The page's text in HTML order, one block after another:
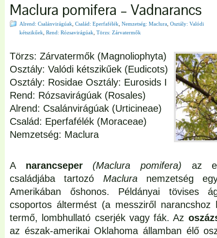
Maclura pomifera – Vadnarancs
Alrend: Csalánvirágúak Család: Eperfafélék Nemzetség: Maclura Osztály: Valódi
kétszikűek Rend: Rózsavirágúak Törzs: Zárvatermők
Törzs: Zárvatermők (Magnoliophyta)
Osztály: Valódi kétszikűek (Eudicots)
Osztály: Rosidae Osztály: Eurosids I
Rend: Rózsavirágúak (Rosales)
Alrend: Csalánvirágúak (Urticineae)
Család: Eperfafélék (Moraceae)
Nemzetség: Maclura
A narancseper (Maclura pomifera) az
családjába tartozó Macluranemzetség
Amerikában őshonos. Példányai tövises
csoportos áltermést (a messziről
termő, lombhullató cserjék vagy fák. Az
az észak-amerikai Oklahoma államban élő